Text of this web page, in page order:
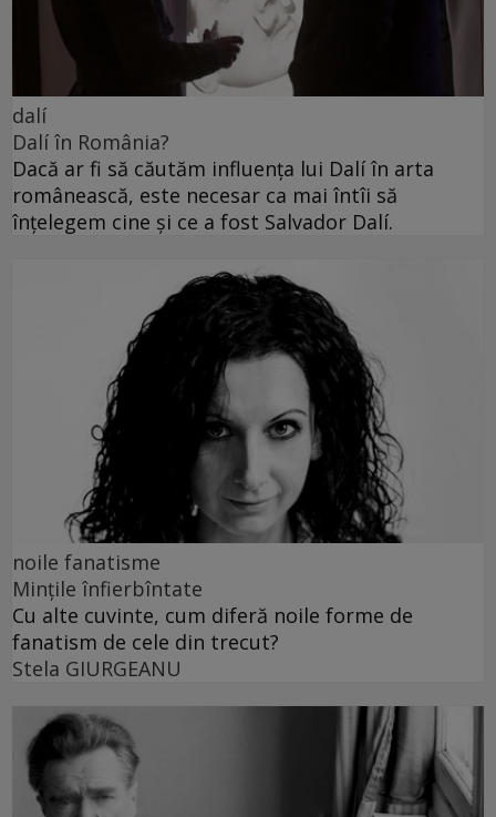
dalí
Dalí în România?
Dacă ar fi să căutăm influența lui Dalí în arta
românească, este necesar ca mai întîi să
înțelegem cine și ce a fost Salvador Dalí.
noile fanatisme
Mințile înfierbîntate
Cu alte cuvinte, cum diferă noile forme de
fanatism de cele din trecut?
Stela GIURGEANU